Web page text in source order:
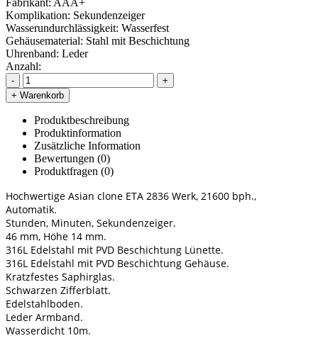
Komplikation: Sekundenzeiger
Wasserundurchlässigkeit: Wasserfest
Gehäusematerial: Stahl mit Beschichtung
Uhrenband: Leder
Anzahl:
-
+
+ Warenkorb
Produktbeschreibung
Produktinformation
Zusätzliche Information
Bewertungen (0)
Produktfragen (0)
Hochwertige Asian clone ETA 2836 Werk, 21600 bph.,
Automatik.
Stunden, Minuten, Sekundenzeiger.
46 mm, Höhe 14 mm.
316L Edelstahl mit PVD Beschichtung Lünette.
316L Edelstahl mit PVD Beschichtung Gehäuse.
Kratzfestes Saphirglas.
Schwarzen Zifferblatt.
Edelstahlboden.
Leder Armband.
Wasserdicht 10m.